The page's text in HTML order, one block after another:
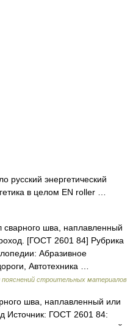
русский энергетический
в целом EN roller …
шва, наплавленный
[ГОСТ 2601 84] Рубрика
Абразивное
Автотехника …
пояснений строительных материалов
шва, наплавленный или
Источник: ГОСТ 2601 84: